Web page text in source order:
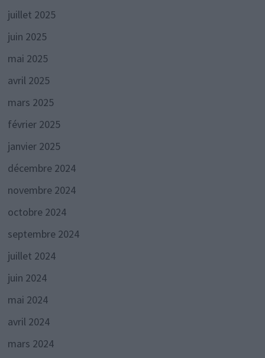
juillet 2025
juin 2025
mai 2025
avril 2025
mars 2025
février 2025
janvier 2025
décembre 2024
novembre 2024
octobre 2024
septembre 2024
juillet 2024
juin 2024
mai 2024
avril 2024
mars 2024